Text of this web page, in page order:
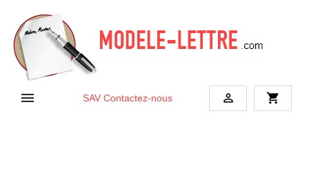
 SAV Contactez-nous  shopping_cart